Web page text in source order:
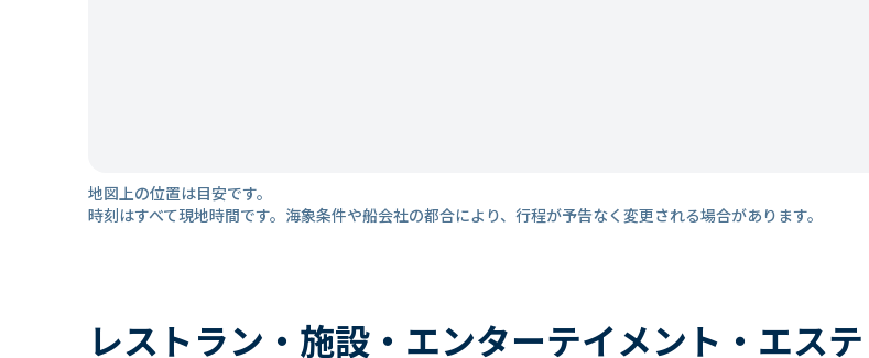
地図上の位置は目安です。
時刻はすべて現地時間です。海象条件や船会社の都合により、行程が予告なく変更される場合があります。
レストラン・施設・エンターテイメント・エステ